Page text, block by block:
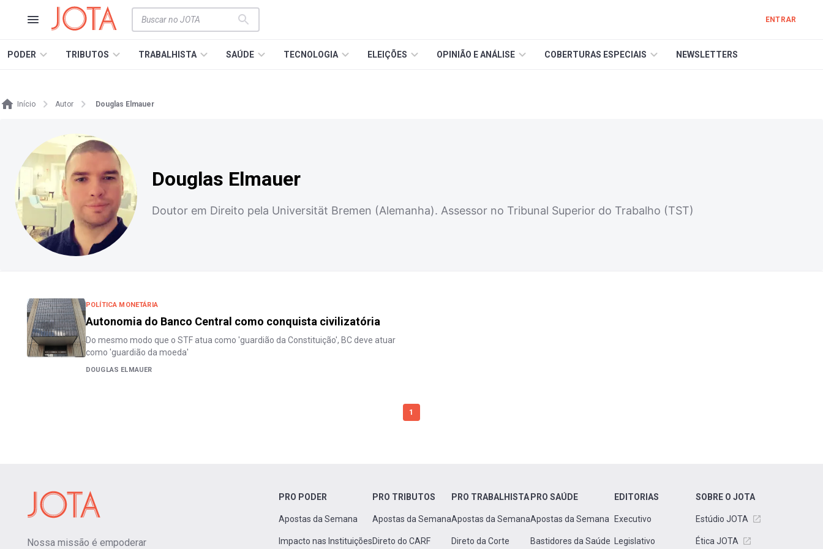
ENTRAR
PODER TRIBUTOS TRABALHISTA SAÚDE TECNOLOGIA ELEIÇÕES OPINIÃO E ANÁLISE COBERTURAS ESPECIAIS NEWSLETTERS
Início Autor Douglas Elmauer
Douglas Elmauer
Doutor em Direito pela Universität Bremen (Alemanha). Assessor no Tribunal Superior do Trabalho (TST)
POLÍTICA MONETÁRIA
Autonomia do Banco Central como conquista civilizatória
Do mesmo modo que o STF atua como 'guardião da Constituição', BC deve atuar
como 'guardião da moeda'
DOUGLAS ELMAUER
1
Nossa missão é empoderar
PRO PODER
Apostas da Semana
Impacto nas Instituições
PRO TRIBUTOS
Apostas da Semana
Direto do CARF
PRO TRABALHISTA
Apostas da Semana
Direto da Corte
PRO SAÚDE
Apostas da Semana
Bastidores da Saúde
EDITORIAS
Executivo
Legislativo
SOBRE O JOTA
Estúdio JOTA
Ética JOTA